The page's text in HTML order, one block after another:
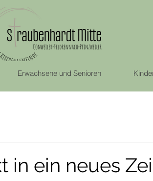
Erwachsene und Senioren
in ein neues